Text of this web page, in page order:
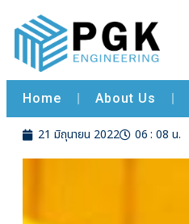
Home About Us
Home Home
Home
21 มิถุนายน 2022 06 : 08 น.